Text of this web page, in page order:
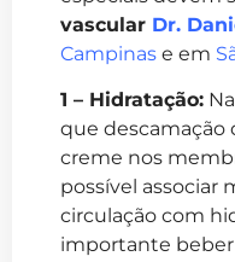
vascular Dr.
Campinas e em
1 – Hidratação:
que descamação
creme nos
possível associar
circulação com
importante